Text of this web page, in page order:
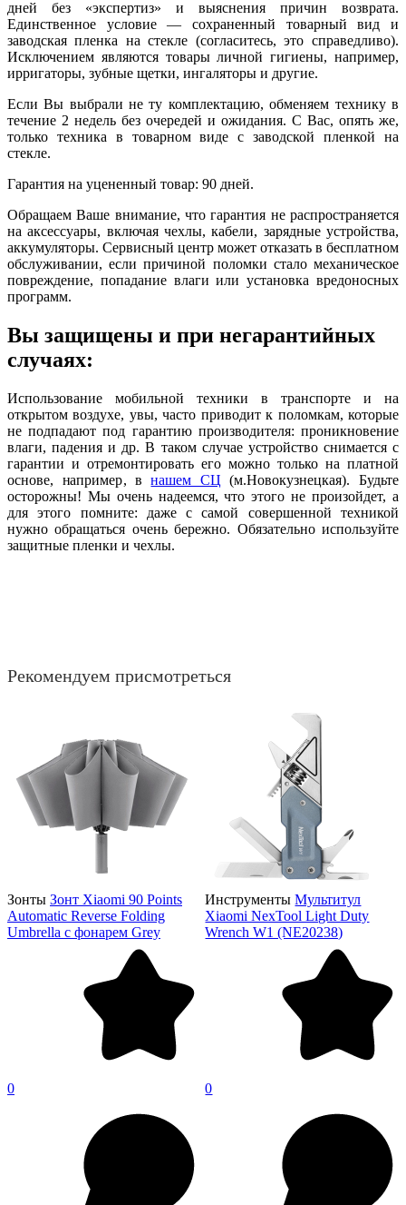
дней без «экспертиз» и выяснения причин возврата.
Единственное условие — сохраненный товарный вид и
заводская пленка на стекле (согласитесь, это справедливо).
Исключением являются товары личной гигиены, например,
ирригаторы, зубные щетки, ингаляторы и другие.
Если Вы выбрали не ту комплектацию, обменяем технику в
течение 2 недель без очередей и ожидания. С Вас, опять же,
только техника в товарном виде с заводской пленкой на
стекле.
Гарантия на уцененный товар: 90 дней.
Обращаем Ваше внимание, что гарантия не распространяется
на аксессуары, включая чехлы, кабели, зарядные устройства,
аккумуляторы. Сервисный центр может отказать в бесплатном
обслуживании, если причиной поломки стало механическое
повреждение, попадание влаги или установка вредоносных
программ.
Вы защищены и при негарантийных
случаях:
Использование мобильной техники в транспорте и на
открытом воздухе, увы, часто приводит к поломкам, которые
не подпадают под гарантию производителя: проникновение
влаги, падения и др. В таком случае устройство снимается с
гарантии и отремонтировать его можно только на платной
основе, например, внашем СЦ (м.Новокузнецкая). Будьте
осторожны! Мы очень надеемся, что этого не произойдет, а
для этого помните: даже с самой совершенной техникой
нужно обращаться очень бережно. Обязательно используйте
защитные пленки и чехлы.
Рекомендуем присмотреться
Зонты Зонт Xiaomi 90 Points
Automatic Reverse Folding
Umbrella с фонарем Grey
0
Инструменты Мультитул
Xiaomi NexTool Light Duty
Wrench W1 (NE20238)
0